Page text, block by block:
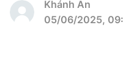
Mới nhấtKhánh An
05/06/2025,